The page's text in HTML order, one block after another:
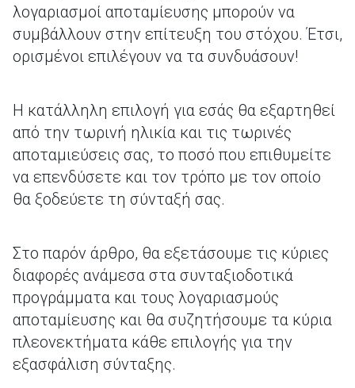
λογαριασμοί αποταμίευσης μπορούν να
συμβάλλουν στην επίτευξη του στόχου. Έτσι,
ορισμένοι επιλέγουν να τα συνδυάσουν!
Η κατάλληλη επιλογή για εσάς θα εξαρτηθεί
από την τωρινή ηλικία και τις τωρινές
αποταμιεύσεις σας, το ποσό που επιθυμείτε
να επενδύσετε και τον τρόπο με τον οποίο
θα ξοδεύετε τη σύνταξή σας.
Στο παρόν άρθρο, θα εξετάσουμε τις κύριες
διαφορές ανάμεσα στα συνταξιοδοτικά
προγράμματα και τους λογαριασμούς
αποταμίευσης και θα συζητήσουμε τα κύρια
πλεονεκτήματα κάθε επιλογής για την
εξασφάλιση σύνταξης.